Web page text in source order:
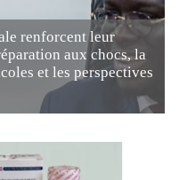
renforcent leur
aux chocs, la
et les perspectives